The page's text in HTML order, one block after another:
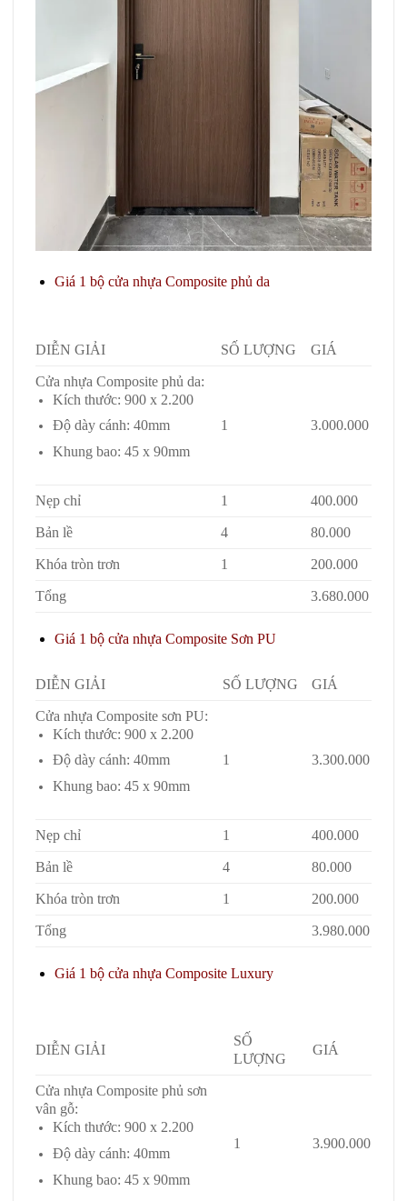
Giá 1 bộ cửa nhựa Composite phủ da
DIỄN GIẢI SỐ LƯỢNG GIÁ
Cửa nhựa Composite phủ da:
Kích thước: 900 x 2.200
Độ dày cánh: 40mm
Khung bao: 45 x 90mm
1 3.000.000
Nẹp chỉ 1 400.000
Bản lề 4 80.000
Khóa tròn trơn 1 200.000
Tổng 3.680.000
Giá 1 bộ cửa nhựa Composite Sơn PU
DIỄN GIẢI SỐ LƯỢNG GIÁ
Cửa nhựa Composite sơn PU:
Kích thước: 900 x 2.200
Độ dày cánh: 40mm
Khung bao: 45 x 90mm
1 3.300.000
Nẹp chỉ 1 400.000
Bản lề 4 80.000
Khóa tròn trơn 1 200.000
Tổng 3.980.000
Giá 1 bộ cửa nhựa Composite Luxury
DIỄN GIẢI
SỐ
LƯỢNG
GIÁ
Cửa nhựa Composite phủ sơn
vân gỗ:
Kích thước: 900 x 2.200
Độ dày cánh: 40mm
Khung bao: 45 x 90mm
1 3.900.000